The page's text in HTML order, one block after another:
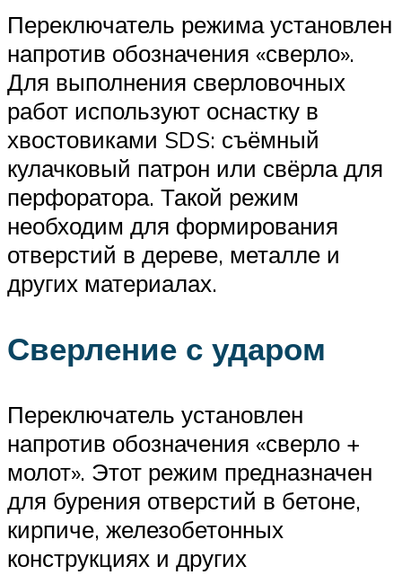
Переключатель режима установлен
напротив обозначения «сверло».
Для выполнения сверловочных
работ используют оснастку в
хвостовиками SDS: съёмный
кулачковый патрон или свёрла для
перфоратора. Такой режим
необходим для формирования
отверстий в дереве, металле и
других материалах.
Сверление с ударом
Переключатель установлен
напротив обозначения «сверло +
молот». Этот режим предназначен
для бурения отверстий в бетоне,
кирпиче, железобетонных
конструкциях и других